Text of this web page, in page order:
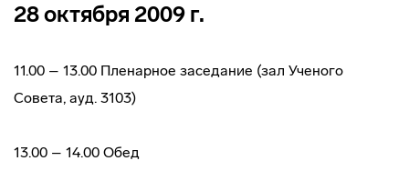
28 октября 2009 г.
11.00 – 13.00 Пленарное заседание (зал Ученого
Совета, ауд. 3103)
13.00 – 14.00 Обед